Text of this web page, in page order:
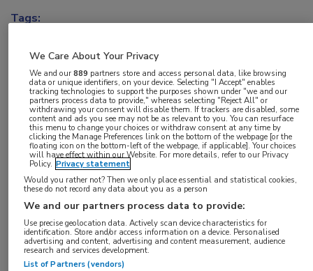
Zowel conventionele therapie als initiële
behandeling met biologicals geeft na 24 weken
hoge remissiepercentages bij reumatoïde artritis.
De behandeling met abatacept en methotrexaat
heeft het hoogste remissiepercentage. Dat blijkt
uit de gerandomiseerde multicenter NORD-
STAR-studie waarvan de resultaten vorige week
op het EULAR-congres gepresenteerd werden.
In het NORD-STAR-onderzoek werd bekeken in
Tags:
sulfasalazine
We Care About Your Privacy
We and our889 partners store and access personal data, like browsing
data or unique identifiers, on your device. Selecting "I Accept" enables
tracking technologies to support the purposes shown under "we and our
partners process data to provide," whereas selecting "Reject All" or
withdrawing your consent will disable them. If trackers are disabled, some
content and ads you see may not be as relevant to you. You can resurface
this menu to change your choices or withdraw consent at any time by
clicking the Manage Preferences link on the bottom of the webpage [or the
floating icon on the bottom-left of the webpage, if applicable]. Your choices
will have effect within our Website. For more details, refer to our Privacy
Policy. Privacy statement
Would you rather not? Then we only place essential and statistical cookies,
these do not record any data about you as a person
We and our partners process data to provide:
Use precise geolocation data. Actively scan device characteristics for
identification. Store and/or access information on a device. Personalised
advertising and content, advertising and content measurement, audience
research and services development.
List of Partners (vendors)